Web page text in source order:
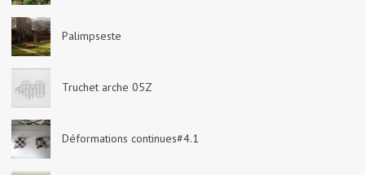
Palimpseste
Truchet arche 05Z
Déformations continues#4.1